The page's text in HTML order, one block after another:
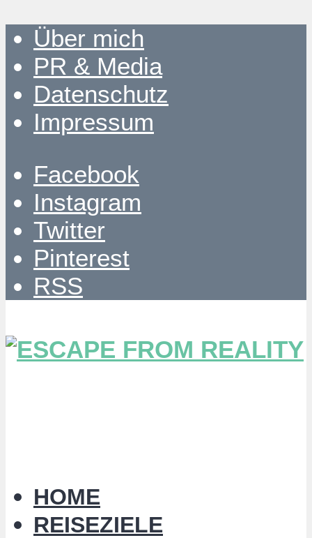
Über mich
PR & Media
Datenschutz
Impressum
Facebook
Instagram
Twitter
Pinterest
RSS
HOME
REISEZIELE